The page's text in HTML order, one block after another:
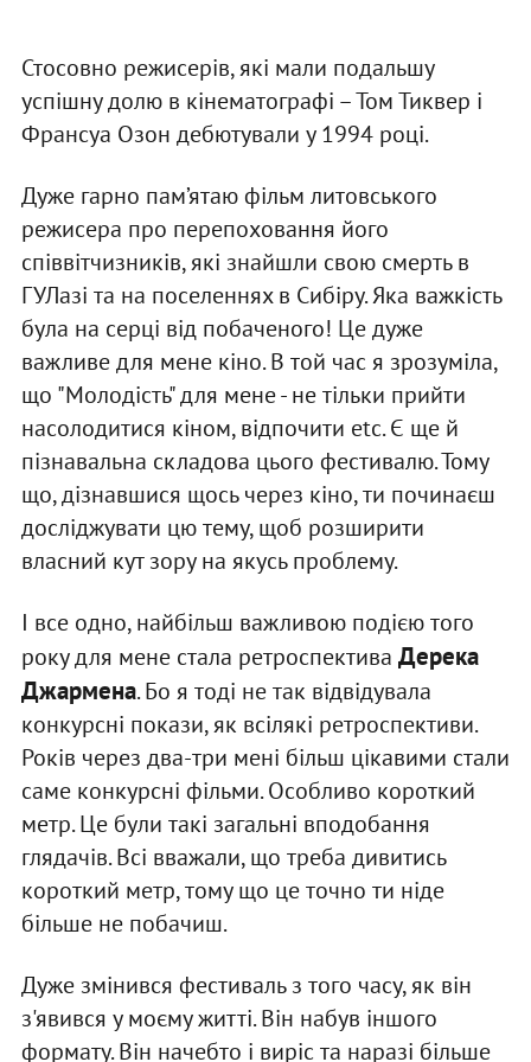
Стосовно режисерів, які мали подальшу
успішну долю в кінематографі – Том Тиквер і
Франсуа Озон дебютували у 1994 році.
Дуже гарно пам’ятаю фільм литовського
режисера про перепоховання його
співвітчизників, які знайшли свою смерть в
ГУЛазі та на поселеннях в Сибіру. Яка важкість
була на серці від побаченого! Це дуже
важливе для мене кіно. В той час я зрозуміла,
що "Молодість" для мене - не тільки прийти
насолодитися кіном, відпочити etc. Є ще й
пізнавальна складова цього фестивалю. Тому
що, дізнавшися щось через кіно, ти починаєш
досліджувати цю тему, щоб розширити
власний кут зору на якусь проблему.
І все одно, найбільш важливою подією того
року для мене стала ретроспектива Дерека
Джармена. Бо я тоді не так відвідувала
конкурсні покази, як всілякі ретроспективи.
Років через два-три мені більш цікавими стали
саме конкурсні фільми. Особливо короткий
метр. Це були такі загальні вподобання
глядачів. Всі вважали, що треба дивитись
короткий метр, тому що це точно ти ніде
більше не побачиш.
Дуже змінився фестиваль з того часу, як він
з'явився у моєму житті. Він набув іншого
формату. Він начебто і виріс та наразі більше